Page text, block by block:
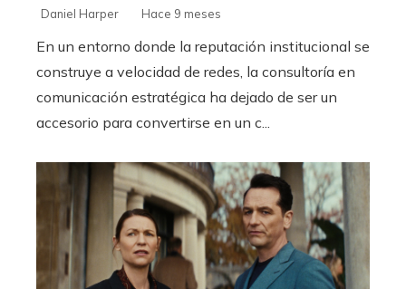
Daniel Harper Hace 9 meses
En un entorno donde la reputación institucional se
construye a velocidad de redes, la consultoría en
comunicación estratégica ha dejado de ser un
accesorio para convertirse en un c...